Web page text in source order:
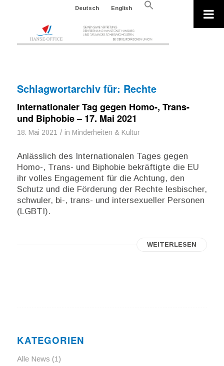
Deutsch English
Search
Schlagwortarchiv für: Rechte
Internationaler Tag gegen Homo-, Trans-
und Biphobie – 17. Mai 2021
18. Mai 2021 / in Minderheiten & Kultur
Anlässlich des Internationalen Tages gegen
Homo-, Trans- und Biphobie bekräftigte die EU
ihr volles Engagement für die Achtung, den
Schutz und die Förderung der Rechte lesbischer,
schwuler, bi-, trans- und intersexueller Personen
(LGBTI).
WEITERLESEN
KATEGORIEN
Alle News (1)